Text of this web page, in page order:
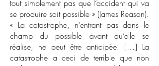
tout simplement pas que l’accident qui va
se produire soit possible » (James Reason).
« La catastrophe, n’entrant pas dans le
champ du possible avant qu’elle se
réalise, ne peut être anticipée. […] La
catastrophe a ceci de terrible que non